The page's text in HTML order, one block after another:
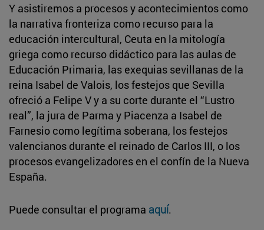
Y asistiremos a procesos y acontecimientos como
la narrativa fronteriza como recurso para la
educación intercultural, Ceuta en la mitología
griega como recurso didáctico para las aulas de
Educación Primaria, las exequias sevillanas de la
reina Isabel de Valois, los festejos que Sevilla
ofreció a Felipe V y a su corte durante el “Lustro
real”, la jura de Parma y Piacenza a Isabel de
Farnesio como legítima soberana, los festejos
valencianos durante el reinado de Carlos III, o los
procesos evangelizadores en el confín de la Nueva
España.
Puede consultar el programa aquí.